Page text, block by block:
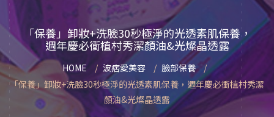
「保養」卸妝+洗臉30秒極淨的光透素肌保養，
週年慶必衝植村秀潔顏油&光燦晶透露
HOME 波痞愛美容
臉部保養
「保養」卸妝+洗臉30秒極淨的光透素肌保養，週年慶必衝植村秀潔
顏油&光燦晶透露